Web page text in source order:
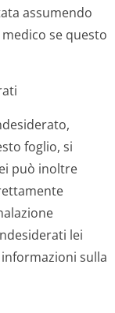
assumendo
se questo
foglio, si
può inoltre
lei
sulla